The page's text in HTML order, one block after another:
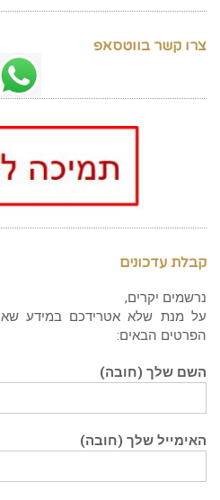
צרו קשר בווטסאפ
קבלת עדכונים
נרשמים יקרים,
על מנת שלא אטרידכם במידע
הפרטים הבאים:
השם שלך (חובה)
האימייל שלך (חובה)